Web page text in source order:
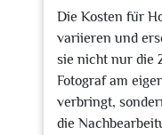
Die Kosten für
variieren und
sie nicht nur die
Fotograf am
verbringt,
die